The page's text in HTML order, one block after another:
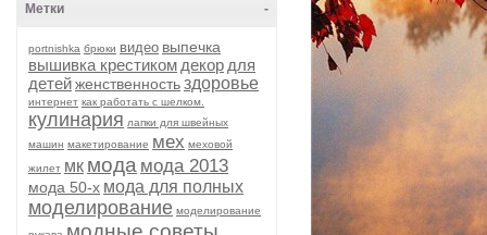
-
Метки
portnishka брюки видео выпечка
вышивка крестиком декор для
детейженственностьздоровье
интернет как работать с шелком.
кулинария лапки для швейных
машин макетирование мех меховой
жилет мк мода мода 2013
мода 50-х мода для полных
моделирование моделирование